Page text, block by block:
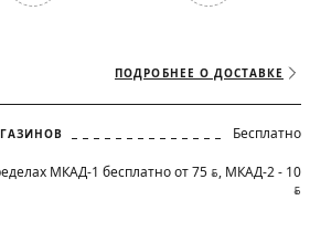
ПОДРОБНЕЕ О ДОСТАВКЕ
Бесплатно
МКАД-1 бесплатно от 75 BYN, МКАД-2 - 10
BYN